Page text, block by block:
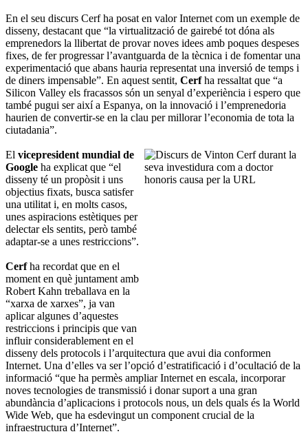
En el seu discurs Cerf ha posat en valor Internet com un exemple de
disseny, destacant que “la virtualització de gairebé tot dóna als
emprenedors la llibertat de provar noves idees amb poques despeses
fixes, de fer progressar l’avantguarda de la tècnica i de fomentar una
experimentació que abans hauria representat una inversió de temps i
de diners impensable”. En aquest sentit, Cerfha ressaltat que “a
Silicon Valley els fracassos són un senyal d’experiència i espero que
també pugui ser així a Espanya, on la innovació i l’emprenedoria
haurien de convertir-se en la clau per millorar l’economia de tota la
ciutadania”.
El vicepresident mundial de
Google ha explicat que “el
disseny té un propòsit i uns
objectius fixats, busca satisfer
una utilitat i, en molts casos,
unes aspiracions estètiques per
delectar els sentits, però també
adaptar-se a unes restriccions”.
Cerfha recordat que en el
moment en què juntament amb
Robert Kahn treballava en la
“xarxa de xarxes”, ja van
aplicar algunes d’aquestes
restriccions i principis que van
influir considerablement en el
disseny dels protocols i l’arquitectura que avui dia conformen
Internet. Una d’elles va ser l’opció d’estratificació i d’ocultació de la
informació “que ha permès ampliar Internet en escala, incorporar
noves tecnologies de transmissió i donar suport a una gran
abundància d’aplicacions i protocols nous, un dels quals és la World
Wide Web, que ha esdevingut un component crucial de la
infraestructura d’Internet”.